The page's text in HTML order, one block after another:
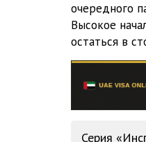
03_04_Pozhar
04_01_Pozhar
очередного
Высокое
остаться в
Серия